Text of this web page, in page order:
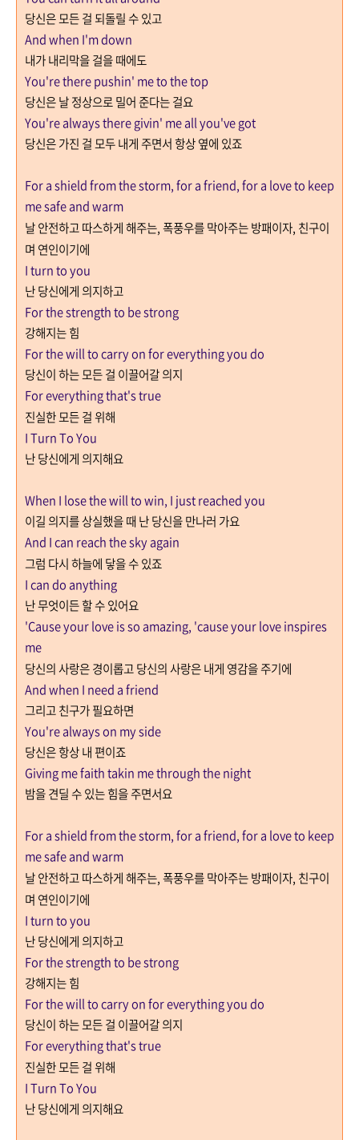
당신은 모든 걸 되돌릴 수 있고
And when I'm down
내가 내리막을 걸을 때에도
You're there pushin' me to the top
당신은 날 정상으로 밀어 준다는 걸요
You're always there givin' me all you've got
당신은 가진 걸 모두 내게 주면서 항상 옆에 있죠
For a shield from the storm, for a friend, for a love to keep
me safe and warm
날 안전하고 따스하게 해주는, 폭풍우를 막아주는 방패이자, 친구이
며 연인이기에
I turn to you
난 당신에게 의지하고
For the strength to be strong
강해지는 힘
For the will to carry on for everything you do
당신이 하는 모든 걸 이끌어갈 의지
For everything that's true
진실한 모든 걸 위해
I Turn To You
난 당신에게 의지해요
When I lose the will to win, I just reached you
이길 의지를 상실했을 때 난 당신을 만나러 가요
And I can reach the sky again
그럼 다시 하늘에 닿을 수 있죠
I can do anything
난 무엇이든 할 수 있어요
'Cause your love is so amazing, 'cause your love inspires
me
당신의 사랑은 경이롭고당신의 사랑은 내게 영감을 주기에
And when I need a friend
그리고 친구가 필요하면
You're always on my side
당신은 항상 내 편이죠
Giving me faith takin me through the night
밤을 견딜 수 있는 힘을 주면서요
For a shield from the storm, for a friend, for a love to keep
me safe and warm
날 안전하고 따스하게 해주는, 폭풍우를 막아주는 방패이자, 친구이
며 연인이기에
I turn to you
난 당신에게 의지하고
For the strength to be strong
강해지는 힘
For the will to carry on for everything you do
당신이 하는 모든 걸 이끌어갈 의지
For everything that's true
진실한 모든 걸 위해
I Turn To You
난 당신에게 의지해요